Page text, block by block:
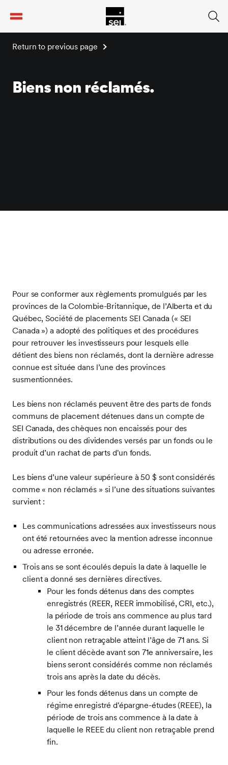
Return to previous page
Biens non réclamés.
Pour se conformer aux règlements promulgués par les
provinces de la Colombie-Britannique, de l’Alberta et du
Québec, Société de placements SEI Canada (« SEI
Canada ») a adopté des politiques et des procédures
pour retrouver les investisseurs pour lesquels elle
détient des biens non réclamés, dont la dernière adresse
connue est située dans l’une des provinces
susmentionnées.
Les biens non réclamés peuvent être des parts de fonds
communs de placement détenues dans un compte de
SEI Canada, des chèques non encaissés pour des
distributions ou des dividendes versés par un fonds ou le
produit d’un rachat de parts d'un fonds.
Les biens d’une valeur supérieure à 50 $ sont considérés
comme « non réclamés » si l’une des situations suivantes
survient :
Les communications adressées aux investisseurs nous
ont été retournées avec la mention adresse inconnue
ou adresse erronée.
Trois ans se sont écoulés depuis la date à laquelle le
client a donné ses dernières directives.
Pour les fonds détenus dans des comptes
enregistrés (REER, REER immobilisé, CRI, etc.),
la période de trois ans commence au plus tard
le 31 décembre de l’année durant laquelle le
client non retraçable atteint l’âge de 71 ans. Si
le client décède avant son 71e anniversaire, les
biens seront considérés comme non réclamés
trois ans après la date du décès.
Pour les fonds détenus dans un compte de
régime enregistré d'épargne-études (REEE), la
période de trois ans commence à la date à
laquelle le REEE du client non retraçable prend
fin.